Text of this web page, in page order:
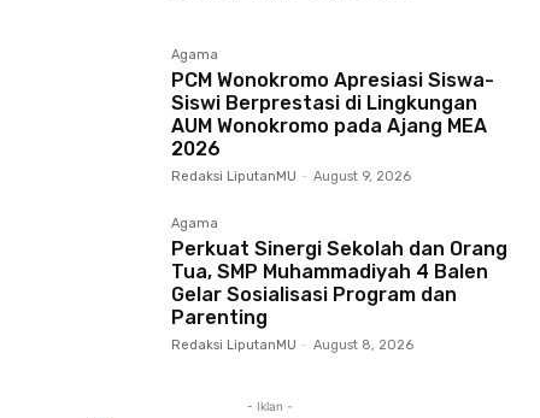
Agama
PCM Wonokromo Apresiasi Siswa-
Siswi Berprestasi di Lingkungan
AUM Wonokromo pada Ajang MEA
2026
Redaksi LiputanMU - August 9, 2026
Agama
Perkuat Sinergi Sekolah dan Orang
Tua, SMP Muhammadiyah 4 Balen
Gelar Sosialisasi Program dan
Parenting
Redaksi LiputanMU - August 8, 2026
- Iklan -